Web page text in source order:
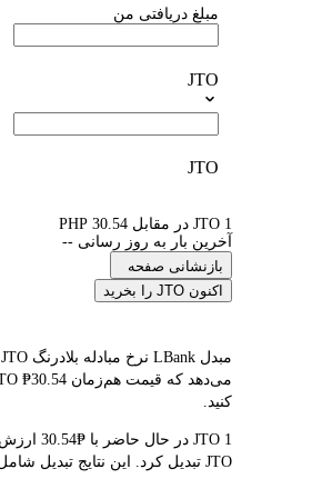
مبلغ دریافتی من
JTO
JTO
1 JTO در مقابل 30.54 PHP
آخرین بار به روز رسانی --
بازنشانی صفحه
اکنون JTO را بخرید
کنید.
JTO تبدیل کرد. این نتایج تبدیل شامل هزینه‌های پلتفرم یا هزینه‌های ماینر نمی‌شود.